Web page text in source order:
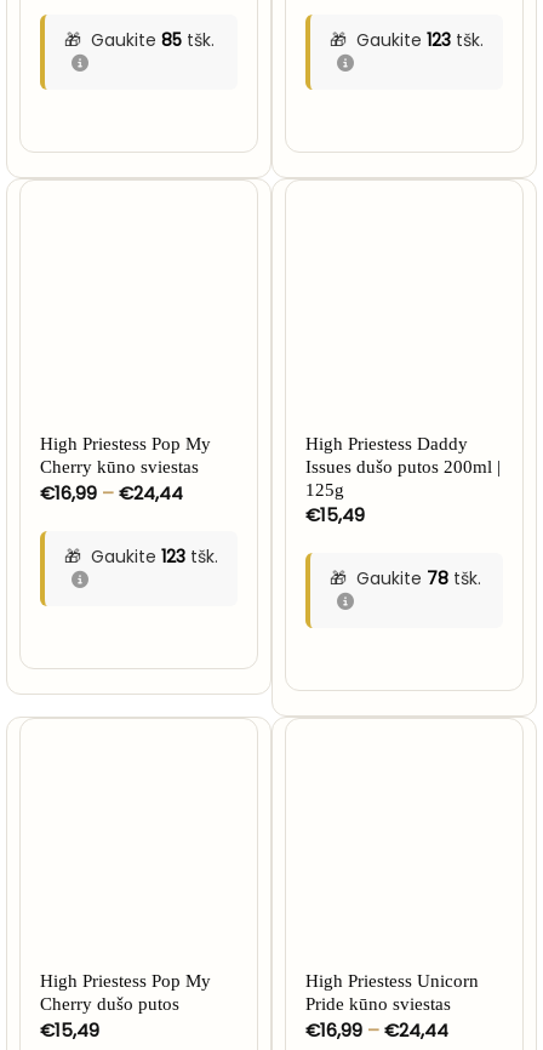
Gaukite 85tšk. through
€24,44
Gaukite 123tšk.
High Priestess Pop My
Cherry kūno sviestas
€16,99 – €24,44Price
through
€24,44
Gaukite 123tšk.
High Priestess Daddy
Issues dušo putos 200ml |
125g
€15,49
Gaukite 78tšk.
High Priestess Pop My
Cherry dušo putos
€15,49
High Priestess Unicorn
Pride kūno sviestas
€16,99 – €24,44Price